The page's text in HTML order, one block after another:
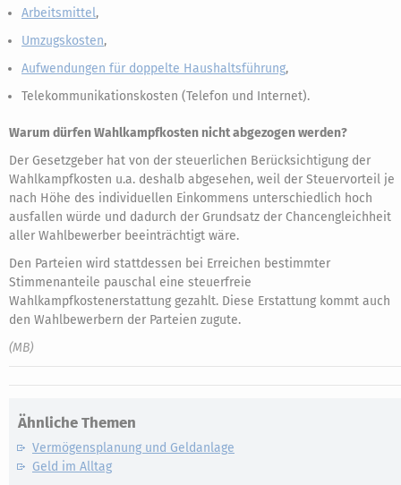
Arbeitsmittel,
Umzugskosten,
Aufwendungen für doppelte Haushaltsführung,
Telekommunikationskosten (Telefon und Internet).
Warum dürfen Wahlkampfkosten nicht abgezogen werden?
Der Gesetzgeber hat von der steuerlichen Berücksichtigung der
Wahlkampfkosten u.a. deshalb abgesehen, weil der Steuervorteil je
nach Höhe des individuellen Einkommens unterschiedlich hoch
ausfallen würde und dadurch der Grundsatz der Chancengleichheit
aller Wahlbewerber beeinträchtigt wäre.
Den Parteien wird stattdessen bei Erreichen bestimmter
Stimmenanteile pauschal eine steuerfreie
Wahlkampfkostenerstattung gezahlt. Diese Erstattung kommt auch
den Wahlbewerbern der Parteien zugute.
(MB)
Ähnliche Themen
Vermögensplanung und Geldanlage
Geld im Alltag